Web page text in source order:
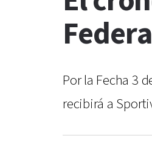
Por la Fecha 3
recibirá a